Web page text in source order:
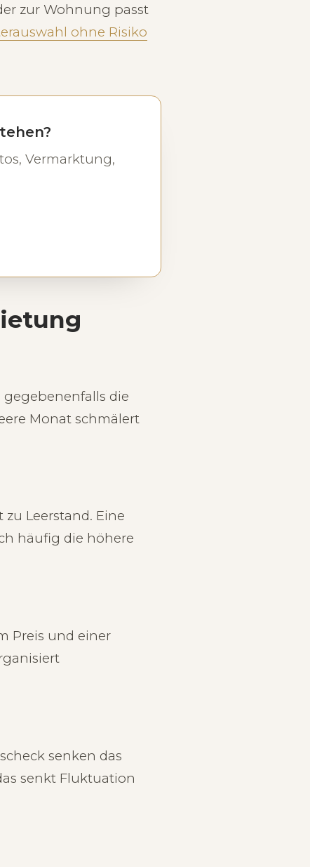
zur Wohnung passt
ohne Risiko
Vermarktung,
gegebenenfalls die
Monat schmälert
Leerstand. Eine
häufig die höhere
Preis und einer
senken das
senkt Fluktuation